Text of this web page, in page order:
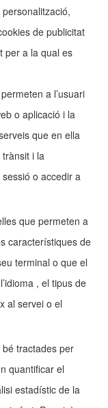
de publicitat
per a la qual es
a l’usuari
o aplicació i la
que en ella
i la
o accedir a
que permeten a
característiques de
terminal o que el
, el tipus de
al servei o el
tractades per
quantificar el
estadístic de la